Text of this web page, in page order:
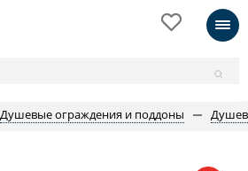
Душевые ограждения и поддоны